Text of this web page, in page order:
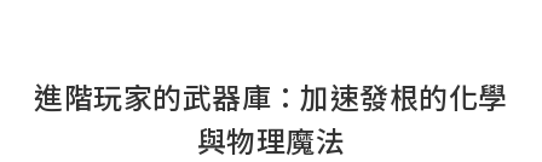
進階玩家的武器庫：加速發根的化學
與物理魔法